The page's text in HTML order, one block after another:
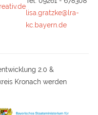
lisa.gratzke@lra-
kc.bayern.de
2.0 &
Kronach werden